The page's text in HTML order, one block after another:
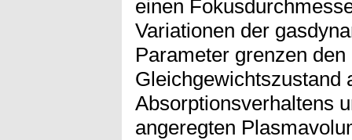
einen
Variationen der
Parameter grenzen
Gleichgewichtszustand
Absorptionsverhaltens
angeregten